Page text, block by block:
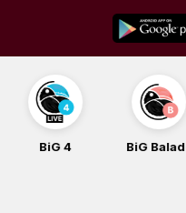
content
BiG 4 BiG Balade